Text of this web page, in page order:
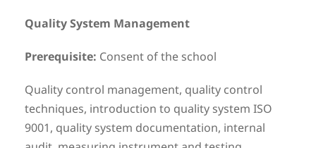
Quality System Management
Prerequisite: Consent of the school
Quality control management, quality control
techniques, introduction to quality system ISO
9001, quality system documentation, internal